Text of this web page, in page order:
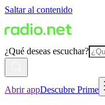
Saltar al contenido
¿Qué deseas escuchar?
Abrir appDescubre Prime